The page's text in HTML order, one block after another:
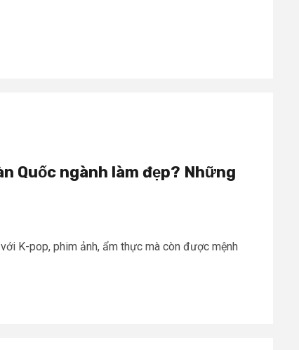
Quốc ngành làm đẹp? Những
K-pop, phim ảnh, ẩm thực mà còn được mệnh